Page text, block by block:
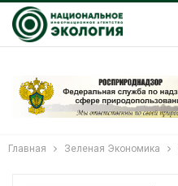
Главная Зеленая Экономика